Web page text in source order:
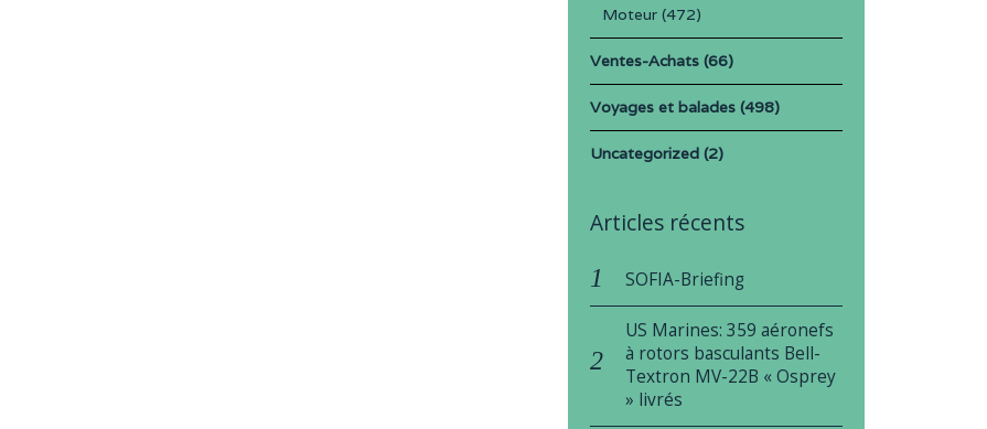
Moteur(472)
Ventes-Achats(66)
Voyages et balades(498)
Uncategorized(2)
Articles récents
SOFIA-Briefing
US Marines: 359 aéronefs
à rotors basculants Bell-
Textron MV-22B « Osprey
» livrés